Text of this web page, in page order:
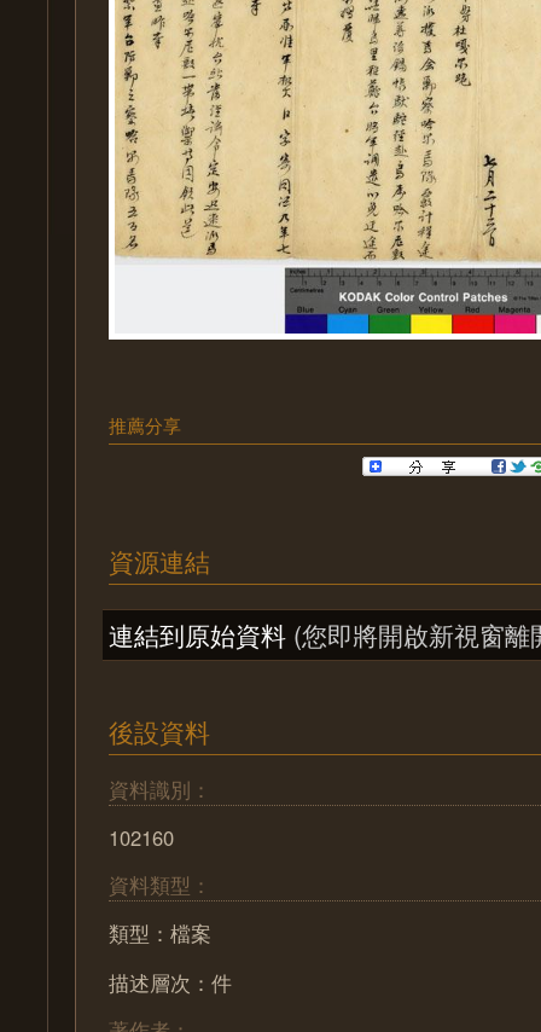
推薦分享
資源連結
連結到原始資料 (您即將開啟新視窗離
後設資料
資料識別：
102160
資料類型：
類型：檔案
描述層次：件